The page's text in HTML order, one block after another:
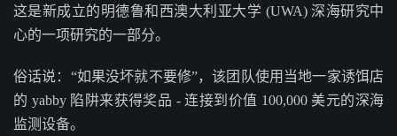
这是新成立的明德鲁和西澳大利亚大学 (UWA) 深海研究中
心的一项研究的一部分。
俗话说：“如果没坏就不要修”，该团队使用当地一家诱饵店
的 yabby 陷阱来获得奖品 - 连接到价值 100,000 美元的深海
监测设备。